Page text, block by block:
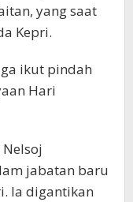
yang saat
Kepri.
ikut pindah
Hari
jabatan baru
Ia digantikan